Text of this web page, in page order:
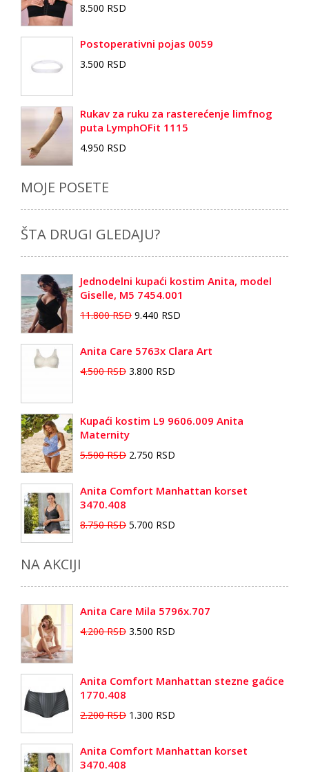
8.500 RSD
Postoperativni pojas 0059
3.500 RSD
Rukav za ruku za rasterećenje limfnog
puta LymphOFit 1115
4.950 RSD
MOJE POSETE
ŠTA DRUGI GLEDAJU?
Jednodelni kupaći kostim Anita, model
Giselle, M5 7454.001
11.800 RSD 9.440 RSD
Anita Care 5763x Clara Art
4.500 RSD 3.800 RSD
Kupaći kostim L9 9606.009 Anita
Maternity
5.500 RSD 2.750 RSD
Anita Comfort Manhattan korset
3470.408
8.750 RSD 5.700 RSD
NA AKCIJI
Anita Care Mila 5796x.707
4.200 RSD 3.500 RSD
Anita Comfort Manhattan stezne gaćice
1770.408
2.200 RSD 1.300 RSD
Anita Comfort Manhattan korset
3470.408